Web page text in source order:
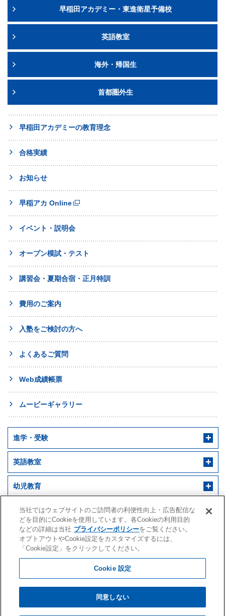
早稲田アカデミー・東進衛星予備校
英語教室
海外・帰国生
首都圏外生
早稲田アカデミーの教育理念
合格実績
お知らせ
早稲アカ Online
イベント・説明会
オープン模試・テスト
講習会・夏期合宿・正月特訓
費用のご案内
入塾をご検討の方へ
よくあるご質問
Web成績帳票
ムービーギャラリー
進学・受験
英語教室
幼児教育
幼児教室サンキッズ
医学部予備校
野田クルゼ
株式会社早稲田アカデミー
採用情報 閲覧環境
プライバシーポリシー
個人情報の利用目的・取扱いに関する公表事項
当社ではウェブサイトのご訪問者の利便性向上・広告配信な
どを目的にCookieを使用しています。各Cookieの利用目的
などの詳細は当社 プライバシーポリシーをご覧ください。
オプトアウトやCookie設定をカスタマイズするには、
「Cookie設定」をクリックしてください。
Cookie 設定
同意しない